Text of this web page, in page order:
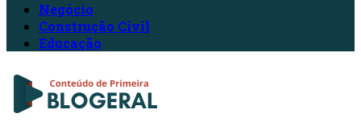
Negócio
Construção Civil
Educação